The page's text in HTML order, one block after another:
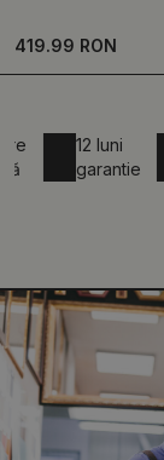
419.99 RON
12 luni
garantie